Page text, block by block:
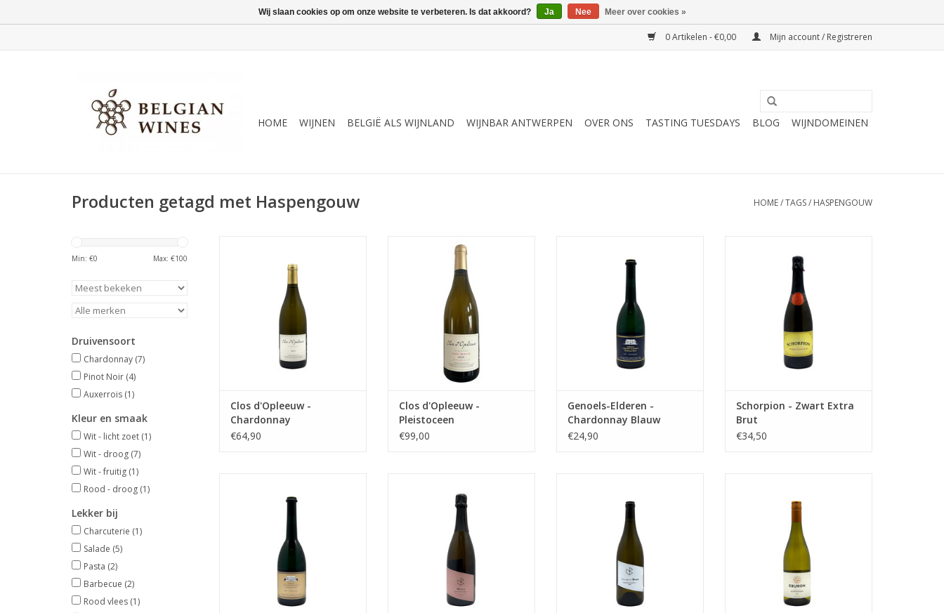
0 Artikelen - €0,00 Mijn account / Registreren
HOME WIJNEN BELGIË ALS WIJNLAND WIJNBAR ANTWERPEN OVER ONS TASTING TUESDAYS BLOG WIJNDOMEINEN
Producten getagd met Haspengouw HOME/TAGS/ HASPENGOUW
Min: €0 Max: €100
Druivensoort
Chardonnay (7)
Pinot Noir (4)
Auxerrois (1)
Kleur en smaak
Wit - licht zoet (1)
Wit - droog (7)
Wit - fruitig (1)
Rood - droog (1)
Lekker bij
Charcuterie (1)
Salade (5)
Pasta (2)
Barbecue (2)
Rood vlees (1)
TOEVOEGEN AAN WINKELWAGEN
Clos d'Opleeuw -
Chardonnay
€64,90
Wit - Droog, karaktervol,
volfruitig
TOEVOEGEN AAN WINKELWAGEN
Clos d'Opleeuw -
Pleistoceen
€99,00
volfruitig
TOEVOEGEN AAN WINKELWAGEN
Genoels-Elderen -
Chardonnay Blauw
€24,90
TOEVOEGEN AAN WINKELWAGEN
Schorpion - Zwart Extra
Brut
€34,50
Wit - droog, karaktervol &
volfruitig
TOEVOEGEN AAN WINKELWAGEN
TOEVOEGEN AAN WINKELWAGEN
TOEVOEGEN AAN WINKELWAGEN
Wij slaan cookies op om onze website te verbeteren. Is dat akkoord? Ja Nee Meer over cookies »